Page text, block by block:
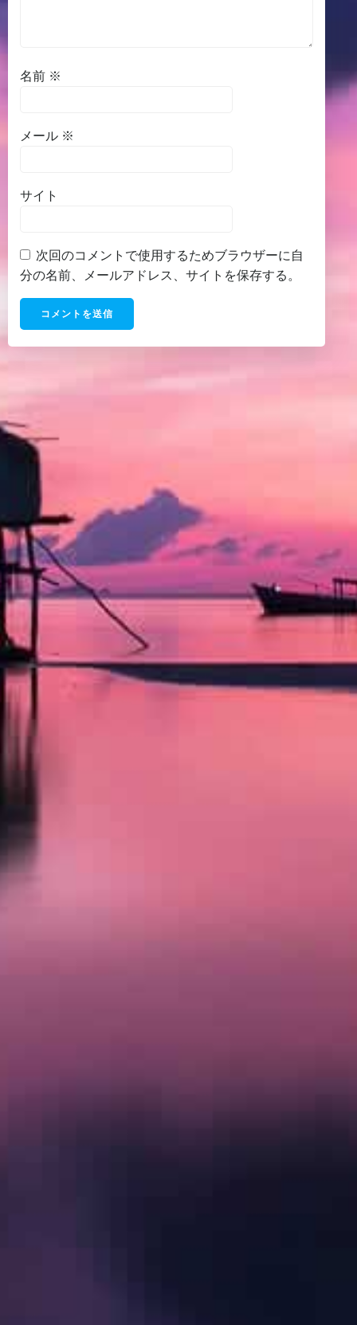
名前 ※
メール ※
サイト
次回のコメントで使用するためブラウザーに自
分の名前、メールアドレス、サイトを保存する。